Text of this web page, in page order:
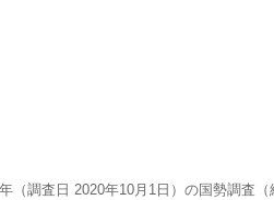
（調査日 2020年10月1日）の国勢調査